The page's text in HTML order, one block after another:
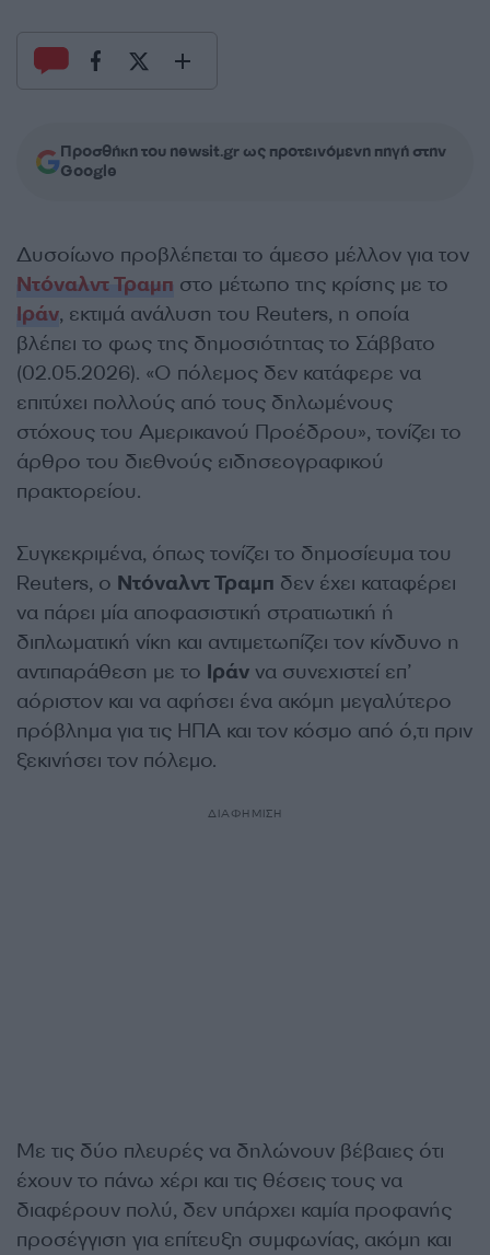
Προσθήκη του newsit.gr ως προτεινόμενη πηγή στην
Google
Δυσοίωνο προβλέπεται το άμεσο μέλλον για τον
Ντόναλντ Τραμπ στο μέτωπο της κρίσης με το
Ιράν, εκτιμά ανάλυση του Reuters, η οποία
βλέπει το φως της δημοσιότητας το Σάββατο
(02.05.2026). «Ο πόλεμος δεν κατάφερε να
επιτύχει πολλούς από τους δηλωμένους
στόχους του Αμερικανού Προέδρου», τονίζει το
άρθρο του διεθνούς ειδησεογραφικού
πρακτορείου.
Συγκεκριμένα, όπως τονίζει το δημοσίευμα του
Reuters, ο Ντόναλντ Τραμπ δεν έχει καταφέρει
να πάρει μία αποφασιστική στρατιωτική ή
διπλωματική νίκη και αντιμετωπίζει τον κίνδυνο η
αντιπαράθεση με το Ιράν να συνεχιστεί επ’
αόριστον και να αφήσει ένα ακόμη μεγαλύτερο
πρόβλημα για τις ΗΠΑ και τον κόσμο από ό,τι πριν
ξεκινήσει τον πόλεμο.
ΔΙΑΦΗΜΙΣΗ
Με τις δύο πλευρές να δηλώνουν βέβαιες ότι
έχουν το πάνω χέρι και τις θέσεις τους να
διαφέρουν πολύ, δεν υπάρχει καμία προφανής
προσέγγιση για επίτευξη συμφωνίας, ακόμη και